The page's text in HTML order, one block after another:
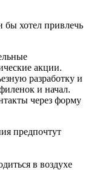
бы хотел привлечь
акции.
разработку и
и начал.
через форму
предпочтут
в воздухе